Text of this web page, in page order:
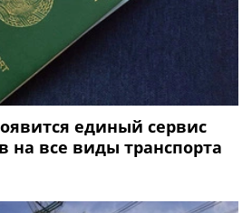
единый сервис
на все виды транспорта